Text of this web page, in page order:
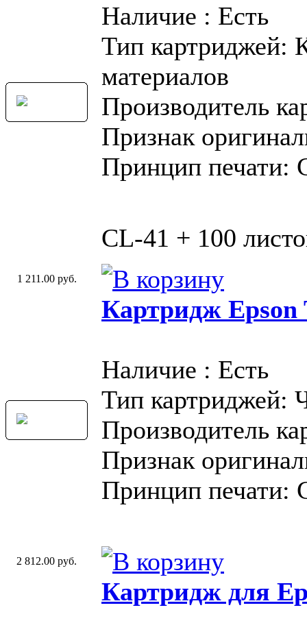
Наличие : Есть
Тип картриджей:
материалов
Производитель
Признак
Принцип печати:
CL-41 + 100
1 211.00 руб.
Картридж Epson
Наличие : Есть
Тип картриджей:
Производитель
Признак
Принцип печати:
2 812.00 руб.
Картридж для